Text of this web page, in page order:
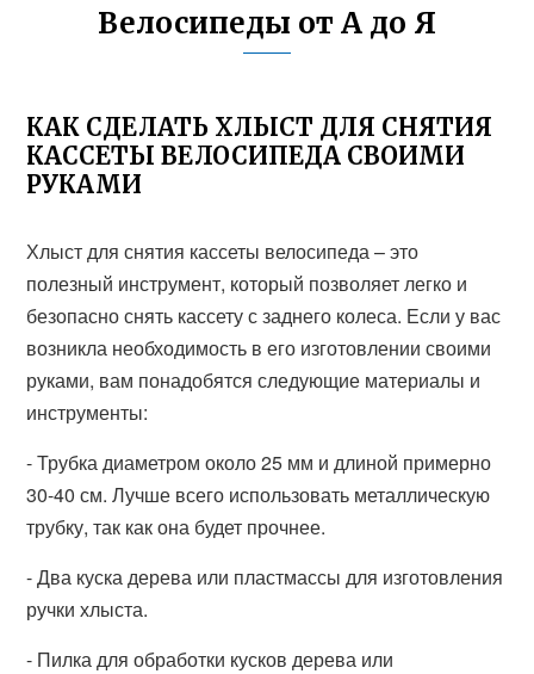
Велосипеды от А до Я
КАК СДЕЛАТЬ ХЛЫСТ ДЛЯ СНЯТИЯ
КАССЕТЫ ВЕЛОСИПЕДА СВОИМИ
РУКАМИ
Хлыст для снятия кассеты велосипеда – это
полезный инструмент, который позволяет легко и
безопасно снять кассету с заднего колеса. Если у вас
возникла необходимость в его изготовлении своими
руками, вам понадобятся следующие материалы и
инструменты:
- Трубка диаметром около 25 мм и длиной примерно
30-40 см. Лучше всего использовать металлическую
трубку, так как она будет прочнее.
- Два куска дерева или пластмассы для изготовления
ручки хлыста.
- Пилка для обработки кусков дерева или